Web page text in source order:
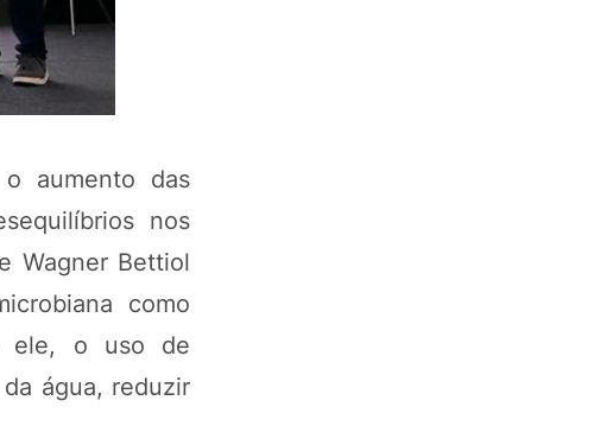
aumento das
nos
Wagner Bettiol
como
ele, o uso de
água, reduzir